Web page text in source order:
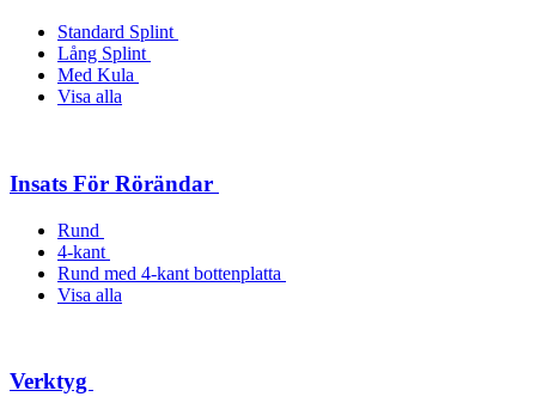
Standard Splint
Lång Splint
Med Kula
Visa alla
Insats För Rörändar
Rund
4-kant
Rund med 4-kant bottenplatta
Visa alla
Verktyg